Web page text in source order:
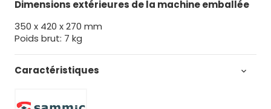
Dimensions extérieures de la machine emballée
350 x 420 x 270 mm
Poids brut: 7 kg
Caractéristiques 